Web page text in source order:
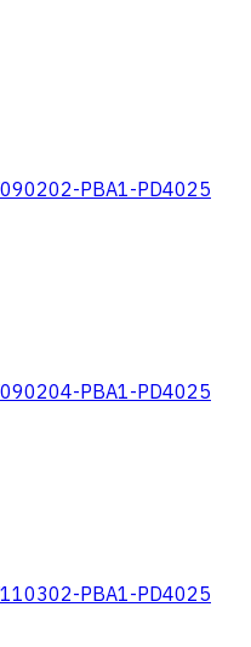
PBA1-PD4025
PBA1-PD4025
PBA1-PD4025